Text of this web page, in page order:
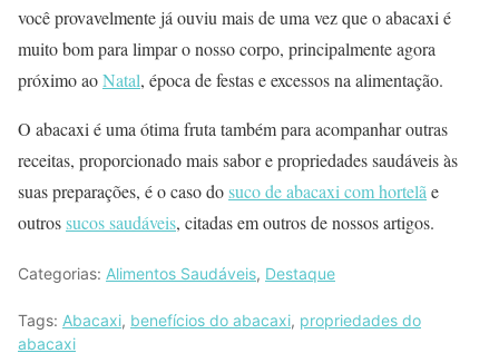
você provavelmente já ouviu mais de uma vez que o abacaxi é
muito bom para limpar o nosso corpo, principalmente agora
próximo aoNatal, época de festas e excessos na alimentação.
O abacaxi é uma ótima fruta também para acompanhar outras
receitas, proporcionado mais sabor e propriedades saudáveis às
suas preparações, é o caso dosuco de abacaxi com hortelã e
outrossucos saudáveis, citadas em outros de nossos artigos.
Categorias: Alimentos Saudáveis, Destaque
Tags: Abacaxi, benefícios do abacaxi, propriedades do
abacaxi